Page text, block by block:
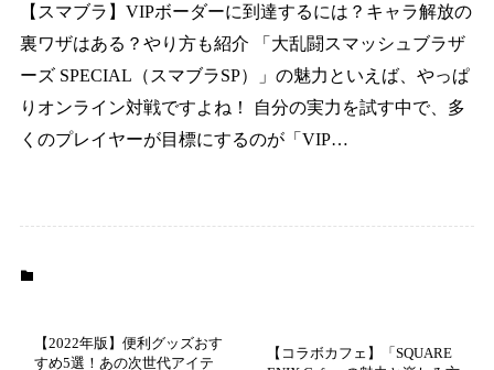
【スマブラ】VIPボーダーに到達するには？キャラ解放の
裏ワザはある？やり方も紹介
「大乱闘スマッシュブラザ
ーズ SPECIAL（スマブラSP）」の魅力といえば、やっぱ
りオンライン対戦ですよね！ 自分の実力を試す中で、多
くのプレイヤーが目標にするのが「VIP…
【2022年版】便利グッズおす
すめ5選！あの次世代アイテ
【コラボカフェ】「SQUARE